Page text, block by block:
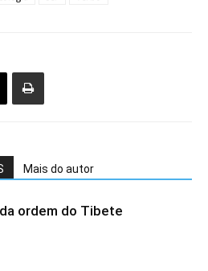
Mais do autor
ordem do Tibete